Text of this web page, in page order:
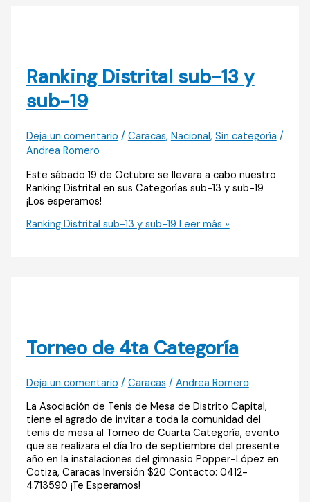
Ranking Distrital sub-13 y
sub-19
Deja un comentario / Caracas, Nacional, Sin categoría /
Andrea Romero
Este sábado 19 de Octubre se llevara a cabo nuestro
Ranking Distrital en sus Categorías sub-13 y sub-19
¡Los esperamos!
Ranking Distrital sub-13 y sub-19 Leer más »
Torneo de 4ta Categoría
Deja un comentario / Caracas / Andrea Romero
La Asociación de Tenis de Mesa de Distrito Capital,
tiene el agrado de invitar a toda la comunidad del
tenis de mesa al Torneo de Cuarta Categoría, evento
que se realizara el día 1ro de septiembre del presente
año en la instalaciones del gimnasio Popper-López en
Cotiza, Caracas Inversión $20 Contacto: 0412-
4713590 ¡Te Esperamos!